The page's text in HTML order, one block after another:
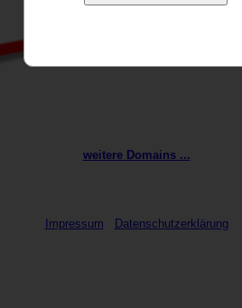
weitere Domains ...
Impressum Datenschutzerklärung